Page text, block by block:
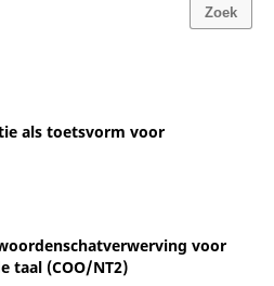
Zoek
als toetsvorm voor
voor
taal (COO/NT2)